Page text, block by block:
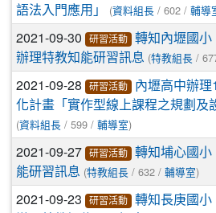
語法入門應用」
(資料組長 / 602 / 輔導
2021-09-30 研習活動
轉知內壢國小
辦理特教知能研習訊息 (特教組長 /
2021-09-28 研習活動
內壢高中辦
化計畫「實作型線上課程之規劃及
(資料組長 / 599 / 輔導室)
2021-09-27 研習活動
轉知埔心國小
能研習訊息 (特教組長 / 632 / 輔導室)
2021-09-23 研習活動
轉知長庚國小